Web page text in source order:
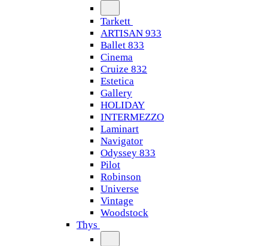
Tarkett
ARTISAN 933
Ballet 833
Cinema
Cruize 832
Estetica
Gallery
HOLIDAY
INTERMEZZO
Laminart
Navigator
Odyssey 833
Pilot
Robinson
Universe
Vintage
Woodstock
Thys